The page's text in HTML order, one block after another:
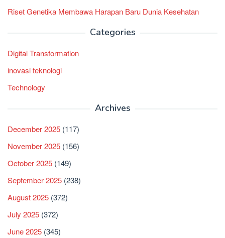
Riset Genetika Membawa Harapan Baru Dunia Kesehatan
Categories
Digital Transformation
inovasi teknologi
Technology
Archives
December 2025 (117)
November 2025 (156)
October 2025 (149)
September 2025 (238)
August 2025 (372)
July 2025 (372)
June 2025 (345)